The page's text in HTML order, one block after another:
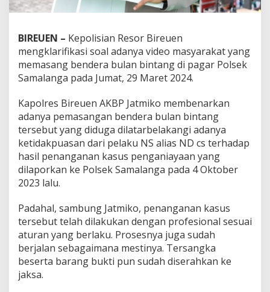
BIREUEN – Kepolisian Resor Bireuen
mengklarifikasi soal adanya video masyarakat yang
memasang bendera bulan bintang di pagar Polsek
Samalanga pada Jumat, 29 Maret 2024.
Kapolres Bireuen AKBP Jatmiko membenarkan
adanya pemasangan bendera bulan bintang
tersebut yang diduga dilatarbelakangi adanya
ketidakpuasan dari pelaku NS alias ND cs terhadap
hasil penanganan kasus penganiayaan yang
dilaporkan ke Polsek Samalanga pada 4 Oktober
2023 lalu.
Padahal, sambung Jatmiko, penanganan kasus
tersebut telah dilakukan dengan profesional sesuai
aturan yang berlaku. Prosesnya juga sudah
berjalan sebagaimana mestinya. Tersangka
beserta barang bukti pun sudah diserahkan ke
jaksa.